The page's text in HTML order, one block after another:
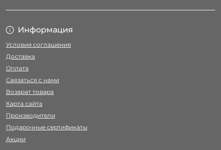
Информация
Условия соглашения
Доставка
Оплата
Связаться с нами
Возврат товара
Карта сайта
Производители
Подарочные сертификаты
Акции